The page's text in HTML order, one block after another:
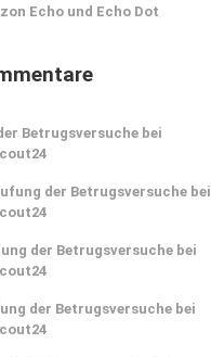
Echo und Echo Dot
Betrugsversuche bei
der Betrugsversuche bei
der Betrugsversuche bei
der Betrugsversuche bei